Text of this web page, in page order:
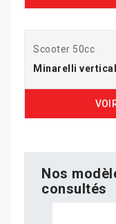
Scooter 50cc
Minarelli
Nos
consultés